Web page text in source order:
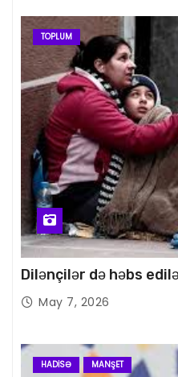
TOPLUM
Dilənçilər də həbs
May 7, 2026
HADISƏ MANŞET